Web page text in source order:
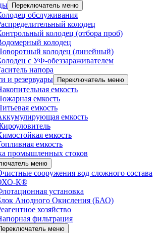
Переключатель меню
обслуживания
колодец
колодец (отбора проб)
колодец
колодец (линейный)
с УФ-обеззараживателем
напора
и резервуары
Переключатель меню
емкость
емкость
емкость
емкость
емкость
емкость
промышленных стоков
меню
сооружения вод сложного состава
К®
установка
Анодного Окисления (БАО)
хозяйство
фильтрация
меню